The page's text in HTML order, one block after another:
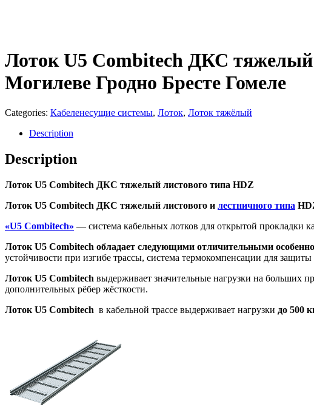
Лоток U5 Combitech ДКС тяжелый
Могилеве Гродно Бресте Гомеле
Categories: Кабеленесущие системы, Лоток, Лоток тяжёлый
Description
Description
Лоток U5 Combitech ДКС тяжелый листового типа HDZ
Лоток U5 Combitech ДКС тяжелый листового и лестничного типа
«U5 Combitech» — система кабельных лотков для открытой прокладки
Лоток U5 Combitech обладает следующими отличительными
устойчивости при изгибе трассы, система термокомпенсации для
Лоток U5 Combitech выдерживает значительные нагрузки на больших
дополнительных рёбер жёсткости.
Лоток U5 Combitech в кабельной трассе выдерживает нагрузки до 500